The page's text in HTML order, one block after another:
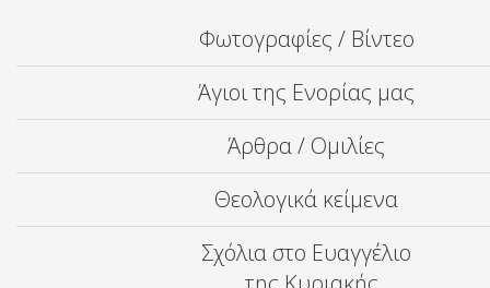
Φωτογραφίες / Βίντεο
Άγιοι της Ενορίας μας
Άρθρα / Ομιλίες
Θεολογικά κείμενα
Σχόλια στο Ευαγγέλιο